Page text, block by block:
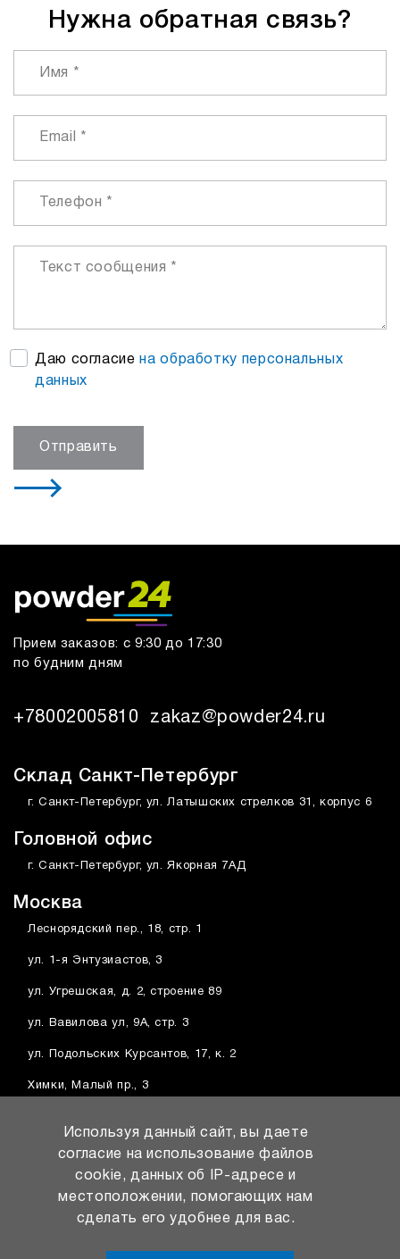
Нужна обратная связь?
Даю согласиена обработку персональных
данных
Отправить
Прием заказов: с 9:30 до 17:30
по будним дням
+78002005810 zakaz@powder24.ru
Склад Санкт-Петербург
г. Санкт-Петербург, ул. Латышских стрелков 31, корпус 6
Головной офис
г. Санкт-Петербург, ул. Якорная 7АД
Москва
Леснорядский пер., 18, стр. 1
ул. 1-я Энтузиастов, 3
ул. Угрешская, д. 2, строение 89
ул. Вавилова ул, 9А, стр. 3
ул. Подольских Курсантов, 17, к. 2
Химки, Малый пр., 3
Котельники, Дзержинское ш., 14
Видное, Проектируемый пр. № 251, вл1
Используя данный сайт, вы даете
согласие на использование файлов
cookie, данных об IP-адресе и
местоположении, помогающих нам
сделать его удобнее для вас.